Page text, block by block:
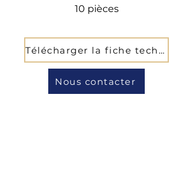
10 pièces
Télécharger la fiche technique
Nous contacter